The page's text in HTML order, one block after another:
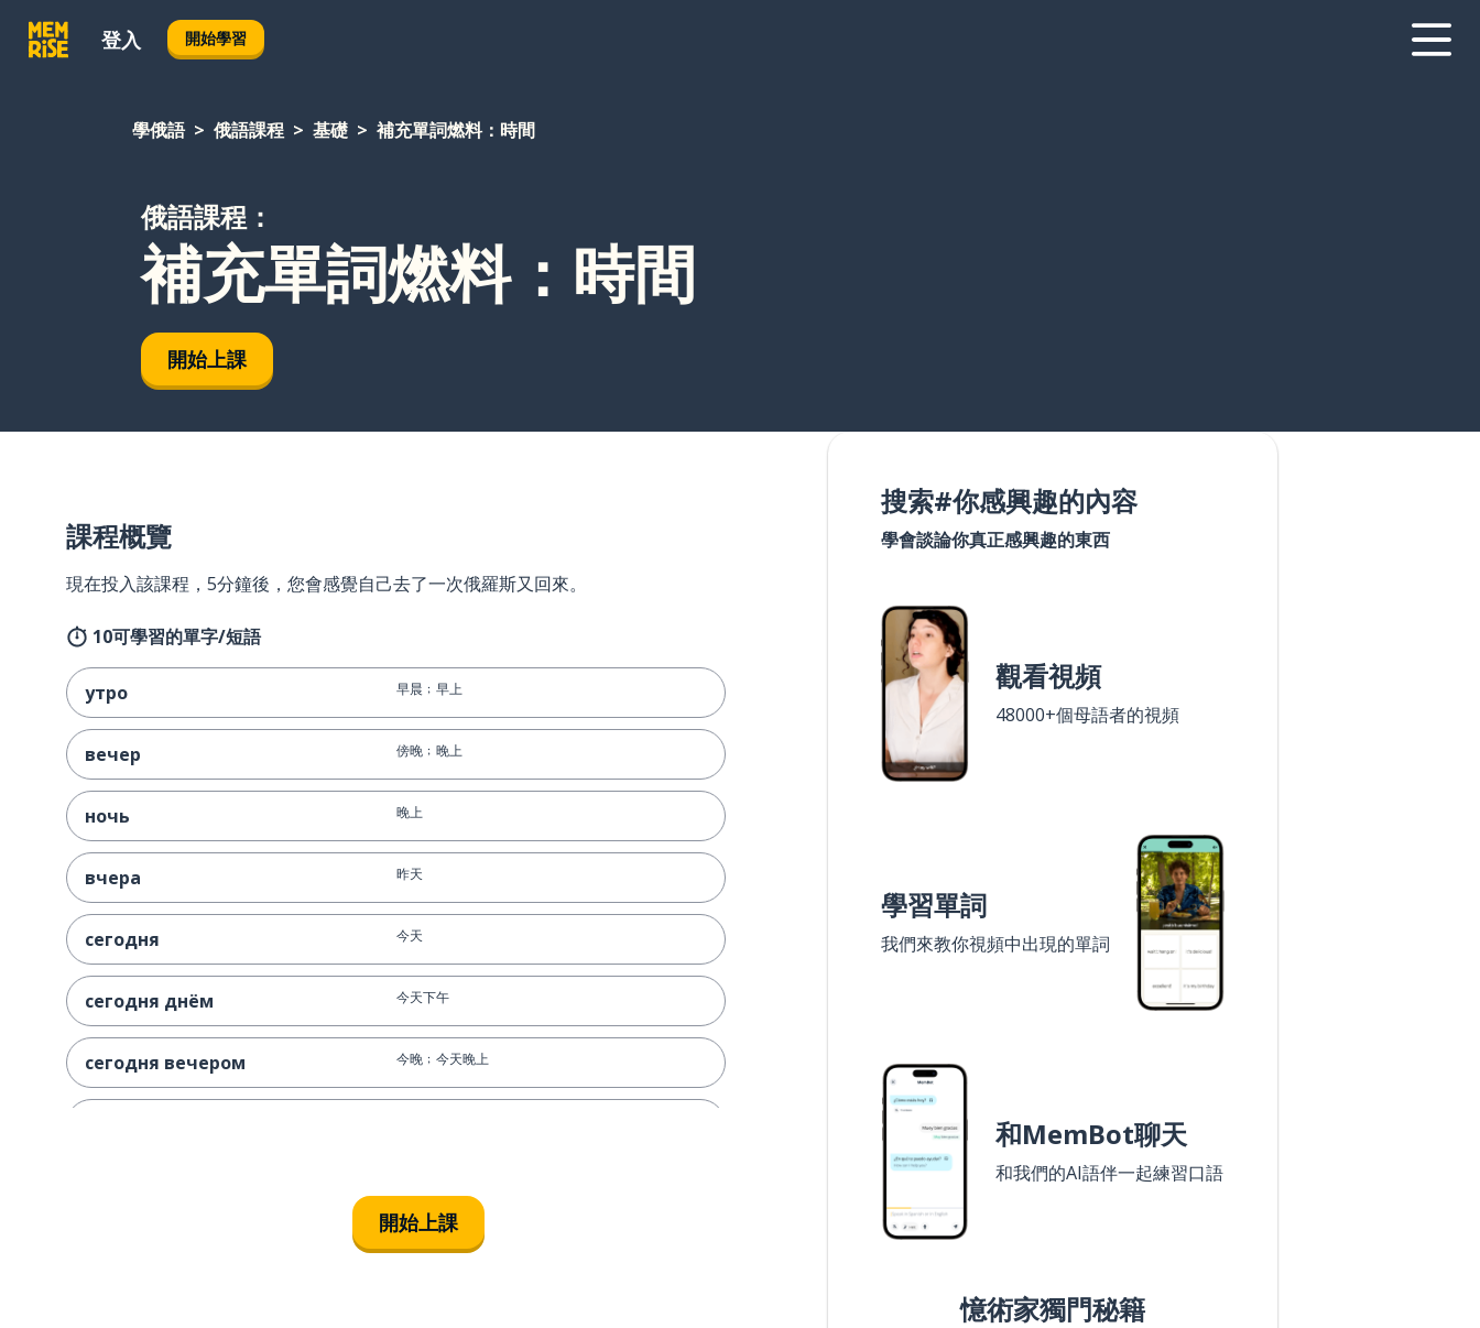
登入 開始學習
學俄語 俄語課程 基礎 補充單詞燃料：時間
俄語課程：
補充單詞燃料：時間
開始上課
課程概覽
現在投入該課程，5分鐘後，您會感覺自己去了一次俄羅斯又回來。
10可學習的單字/短語
утро 早晨﹔早上
вечер 傍晚﹔晚上
ночь 晚上
вчера 昨天
сегодня 今天
сегодня днём 今天下午
сегодня вечером 今晚﹔今天晚上
開始上課
搜索#你感興趣的內容
學會談論你真正感興趣的東西
觀看視頻
48000+個母語者的視頻
學習單詞
我們來教你視頻中出現的單詞
和MemBot聊天
和我們的AI語伴一起練習口語
憶術家獨門秘籍